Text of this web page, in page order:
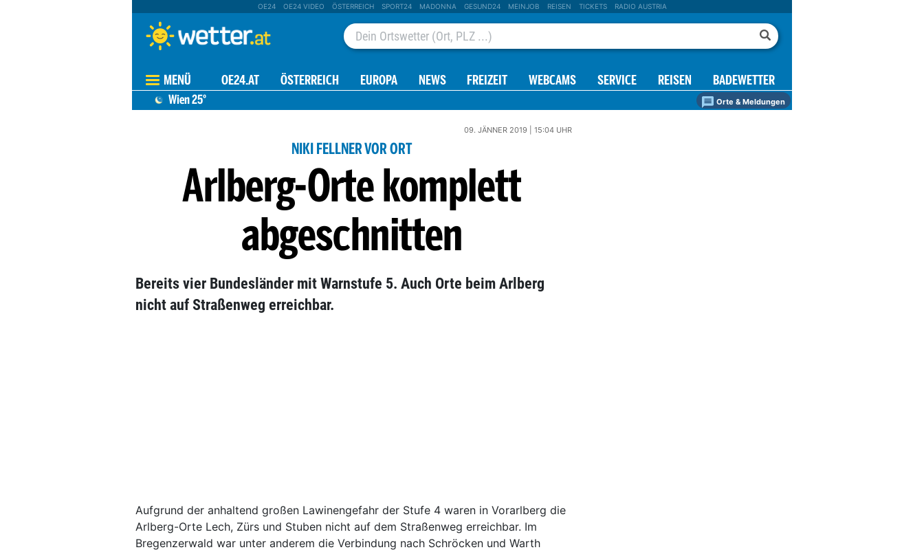
OE24 OE24 VIDEO ÖSTERREICH SPORT24 MADONNA GESUND24 MEINJOB REISEN TICKETS RADIO AUSTRIA
MENÜ OE24.AT ÖSTERREICH EUROPA NEWS FREIZEIT WEBCAMS SERVICE REISEN BADEWETTER
Wien25° Orte & Meldungen
09. JÄNNER 2019 | 15:04 UHR
NIKI FELLNER VOR ORT
Arlberg-Orte komplett
abgeschnitten
Bereits vier Bundesländer mit Warnstufe 5. Auch Orte beim Arlberg
nicht auf Straßenweg erreichbar.
Aufgrund der anhaltend großen Lawinengefahr der Stufe 4 waren in Vorarlberg die
Arlberg-Orte Lech, Zürs und Stuben nicht auf dem Straßenweg erreichbar. Im
Bregenzerwald war unter anderem die Verbindung nach Schröcken und Warth